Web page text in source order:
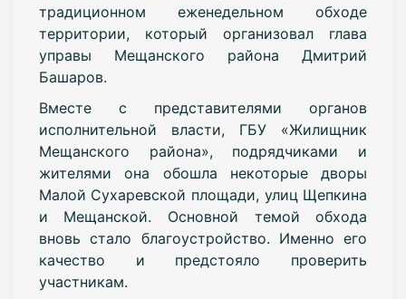
традиционном еженедельном обходе
территории, который организовал глава
управы Мещанского района Дмитрий
Башаров.
Вместе с представителями органов
исполнительной власти, ГБУ «Жилищник
Мещанского района», подрядчиками и
жителями она обошла некоторые дворы
Малой Сухаревской площади, улиц Щепкина
и Мещанской. Основной темой обхода
вновь стало благоустройство. Именно его
качество и предстояло проверить
участникам.